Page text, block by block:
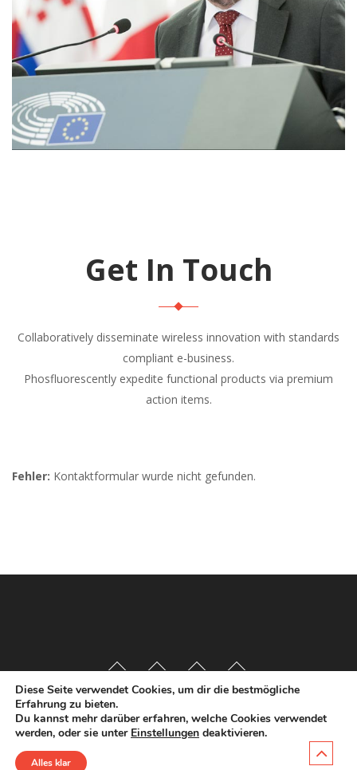
Get In Touch
Collaboratively disseminate wireless innovation with standards
compliant e-business.
Phosfluorescently expedite functional products via premium
action items.
Fehler: Kontaktformular wurde nicht gefunden.
Diese Seite verwendet Cookies, um dir die bestmögliche
Erfahrung zu bieten.
Du kannst mehr darüber erfahren, welche Cookies verwendet
werden, oder sie unter Einstellungen deaktivieren.
Alles klar